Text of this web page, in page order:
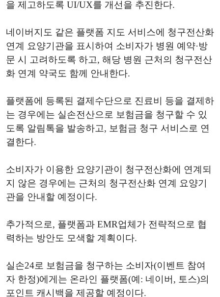
을 제고하도록 UI/UX를 개선을 추진한다.
네이버지도 같은 플랫폼 지도 서비스에 청구전산화
연계 요양기관을 표시하여 소비자가 병원 예약·방
문 시 고려하도록 하고, 해당 병원 근처의 청구전산
화 연계 약국도 함께 안내한다.
플랫폼에 등록된 결제수단으로 진료비 등을 결제하
는 경우에는 실손전산으로 보험금을 청구할 수 있
도록 알림톡을 발송하고, 보험금 청구 서비스로 연
결한다.
소비자가 이용한 요양기관이 청구전산화에 연계되
지 않은 경우에는 근처의 청구전산화 연계 요양기
관을 안내할 예정이다.
추가적으로, 플랫폼과 EMR업체가 전략적으로 협
력하는 방안도 모색할 계획이다.
실손24로 보험금을 청구하는 소비자(이벤트 참여
자 한정)에게는 온라인 플랫폼(예: 네이버, 토스)의
포인트 캐시백을 제공할 예정이다.